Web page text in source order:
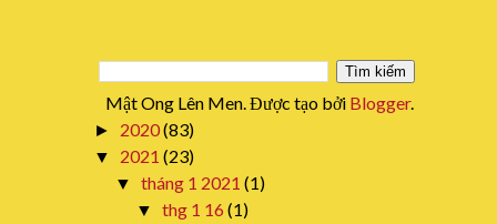
Mật Ong Lên Men. Được tạo bởi Blogger.
► 2020(83)
▼ 2021 (23)
▼tháng 1 2021(1)
▼thg 1 16(1)